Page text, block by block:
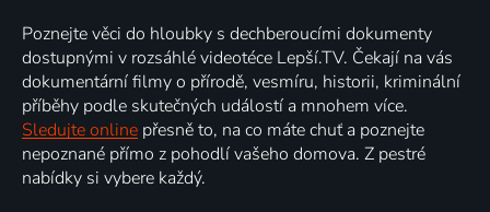
Poznejte věci do hloubky s dechberoucími dokumenty
dostupnými v rozsáhlé videotéce Lepší.TV. Čekají na vás
dokumentární filmy o přírodě, vesmíru, historii, kriminální
příběhy podle skutečných událostí a mnohem více.
Sledujte online přesně to, na co máte chuť a poznejte
nepoznané přímo z pohodlí vašeho domova. Z pestré
nabídky si vybere každý.